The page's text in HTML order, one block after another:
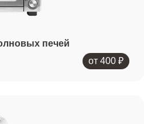
печей
от 400 ₽